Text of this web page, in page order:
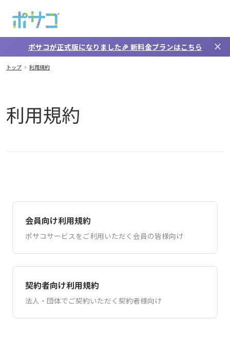
ポサコが正式版になりました🎉 新料金プランはこちら close
トップ 利用規約
利用規約
利用規約
会員向け利用規約
ポサコサービスをご利用いただく会員の皆様向け
契約者向け利用規約
法人・団体でご契約いただく契約者様向け